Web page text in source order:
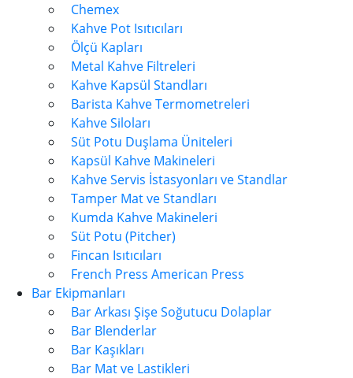
Chemex
Kahve Pot Isıtıcıları
Ölçü Kapları
Metal Kahve Filtreleri
Kahve Kapsül Standları
Barista Kahve Termometreleri
Kahve Siloları
Süt Potu Duşlama Üniteleri
Kapsül Kahve Makineleri
Kahve Servis İstasyonları ve Standlar
Tamper Mat ve Standları
Kumda Kahve Makineleri
Süt Potu (Pitcher)
Fincan Isıtıcıları
French Press American Press
Bar Ekipmanları
Bar Arkası Şişe Soğutucu Dolaplar
Bar Blenderlar
Bar Kaşıkları
Bar Mat ve Lastikleri